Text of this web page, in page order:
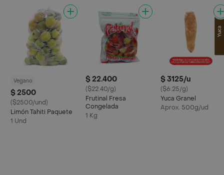
Vegano
$ 2500
($2500/und)
Limón Tahiti Paquete
1 Und
$ 22.400
($22.40/g)
Frutinal Fresa
Congelada
1 Kg
$ 3125/u
($6.25/g)
Yuca Granel
Aprox. 500g/ud